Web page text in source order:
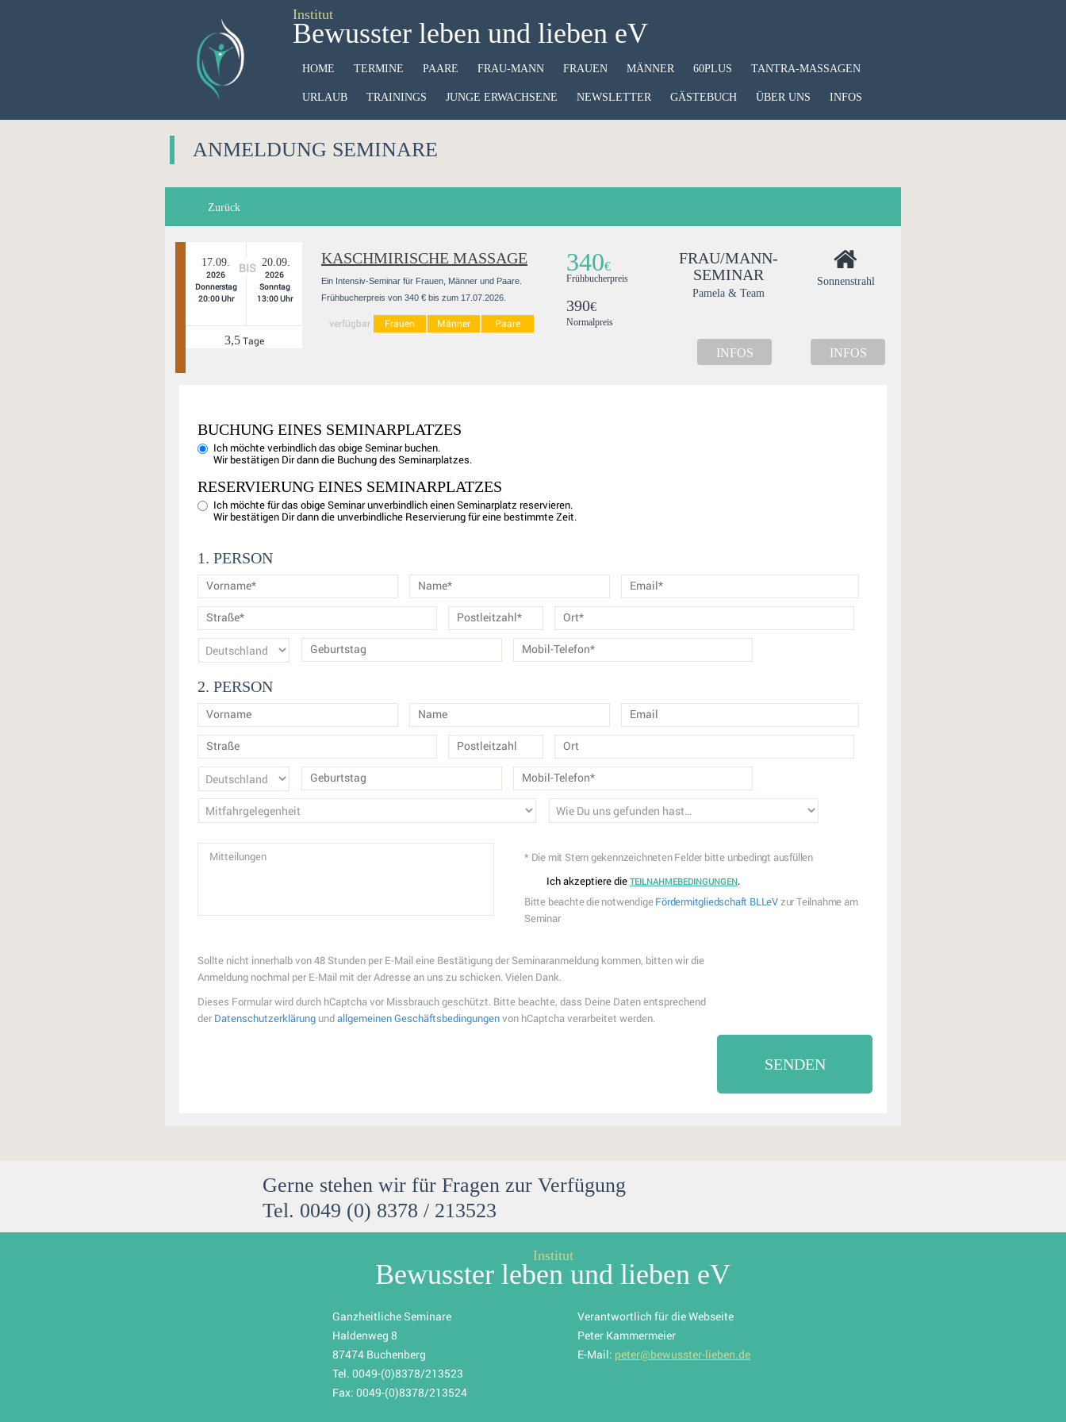
Institut
Bewusster leben und lieben eV
HOME TERMINE PAARE FRAU-MANN FRAUEN MÄNNER 60PLUS TANTRA-MASSAGEN
URLAUB TRAININGS JUNGE ERWACHSENE NEWSLETTER GÄSTEBUCH ÜBER UNS INFOS
ANMELDUNG SEMINARE
Zurück
17.09.
2026
Donnerstag
20:00 Uhr
20.09.
2026
Sonntag
13:00 Uhr
3,5Tage
BIS
KASCHMIRISCHE MASSAGE
Ein Intensiv-Seminar für Frauen, Männer und Paare.
Frühbucherpreis von 340 € bis zum 17.07.2026.
verfügbar Frauen Männer Paare
340€
Frühbucherpreis
390€
Normalpreis
FRAU/MANN-
SEMINAR
Pamela & Team
INFOS
Sonnenstrahl
INFOS
BUCHUNG EINES SEMINARPLATZES
Ich möchte verbindlich das obige Seminar buchen.
Wir bestätigen Dir dann die Buchung des Seminarplatzes.
RESERVIERUNG EINES SEMINARPLATZES
Ich möchte für das obige Seminar unverbindlich einen Seminarplatz reservieren.
Wir bestätigen Dir dann die unverbindliche Reservierung für eine bestimmte Zeit.
1. PERSON
2. PERSON
* Die mit Stern gekennzeichneten Felder bitte unbedingt ausfüllen
Ich akzeptiere die TEILNAHMEBEDINGUNGEN.
Bitte beachte die notwendigeFördermitgliedschaft BLLeVzur Teilnahme am
Seminar
Sollte nicht innerhalb von 48 Stunden per E-Mail eine Bestätigung der Seminaranmeldung kommen, bitten wir die
Anmeldung nochmal per E-Mail mit der Adresse an uns zu schicken. Vielen Dank.
Dieses Formular wird durch hCaptcha vor Missbrauch geschützt. Bitte beachte, dass Deine Daten entsprechend
derDatenschutzerklärung undallgemeinen Geschäftsbedingungenvon hCaptcha verarbeitet werden.
SENDEN
Gerne stehen wir für Fragen zur Verfügung
Tel. 0049 (0) 8378 / 213523
Institut
Bewusster leben und lieben eV
Ganzheitliche Seminare
Haldenweg 8
87474 Buchenberg
Tel. 0049-(0)8378/213523
Fax: 0049-(0)8378/213524
Verantwortlich für die Webseite
Peter Kammermeier
E-Mail: peter@bewusster-lieben.de